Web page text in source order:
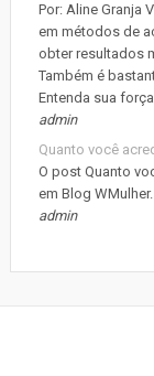
Por: Aline Granja
em métodos de
obter resultados
Também é
Entenda sua
admin
Quanto você
O post Quanto
em Blog WMulher.
admin